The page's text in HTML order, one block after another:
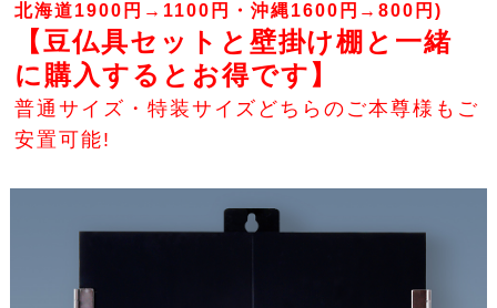
北海道1900円→1100円・沖縄1600円→800円)
【豆仏具セットと壁掛け棚と一緒
に購入するとお得です】
普通サイズ・特装サイズどちらのご本尊様もご
安置可能!